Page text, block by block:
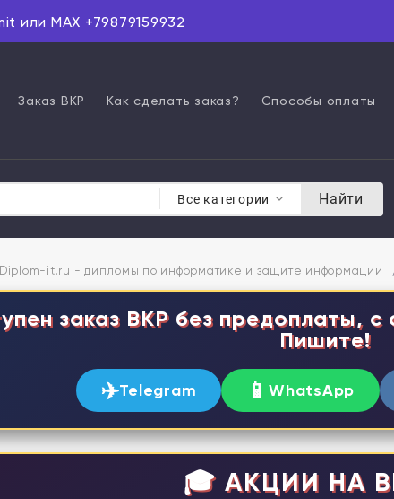
или MAX +79879159932
Заказ ВКР Как сделать заказ? Способы оплаты
Все категории Найти
Diplom-it.ru - дипломы по информатике и защите информации
заказ ВКР без предоплаты, с
Пишите!
✈️Telegram 📱WhatsApp
🎓 АКЦИИ НА